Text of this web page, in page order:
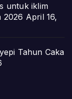
untuk iklim
2026 April 16,
Tahun Caka